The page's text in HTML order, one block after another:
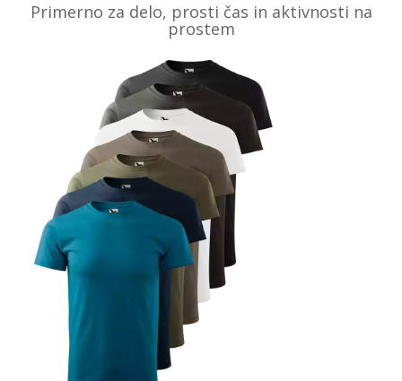
Primerno za delo, prosti čas in aktivnosti na
prostem